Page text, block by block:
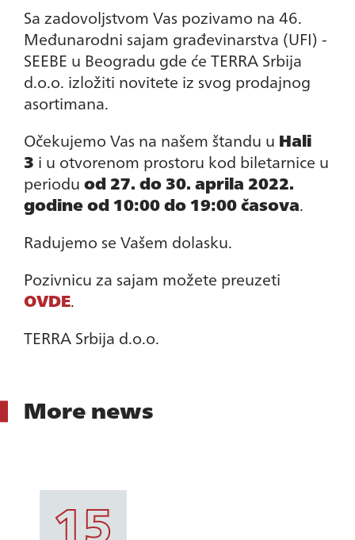
Sa zadovoljstvom Vas pozivamo na 46.
Međunarodni sajam građevinarstva (UFI) -
SEEBE u Beogradu gde će TERRA Srbija
d.o.o. izložiti novitete iz svog prodajnog
asortimana.
Očekujemo Vas na našem štandu u Hali
3 i u otvorenom prostoru kod biletarnice u
periodu od 27. do 30. aprila 2022.
godine od 10:00 do 19:00 časova.
Radujemo se Vašem dolasku.
Pozivnicu za sajam možete preuzeti
OVDE.
TERRA Srbija d.o.o.
More news
15